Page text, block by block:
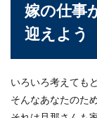
嫁の仕事
迎えよう
いろいろ考えても
そんなあなたのた